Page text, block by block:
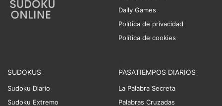
Daily Games
Política de privacidad
Política de cookies
SUDOKUS
Sudoku Diario
Sudoku Extremo
PASATIEMPOS DIARIOS
La Palabra Secreta
Palabras Cruzadas